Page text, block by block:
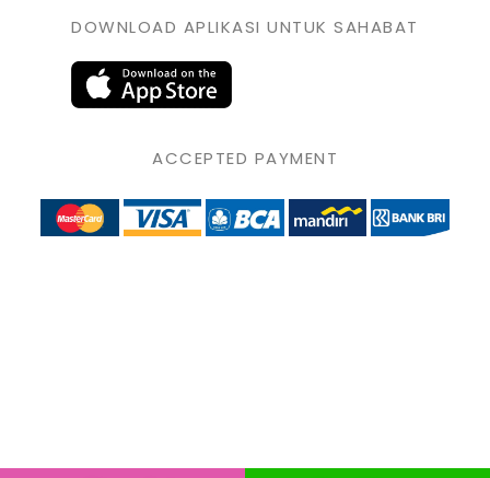
DOWNLOAD APLIKASI UNTUK SAHABAT
ACCEPTED PAYMENT